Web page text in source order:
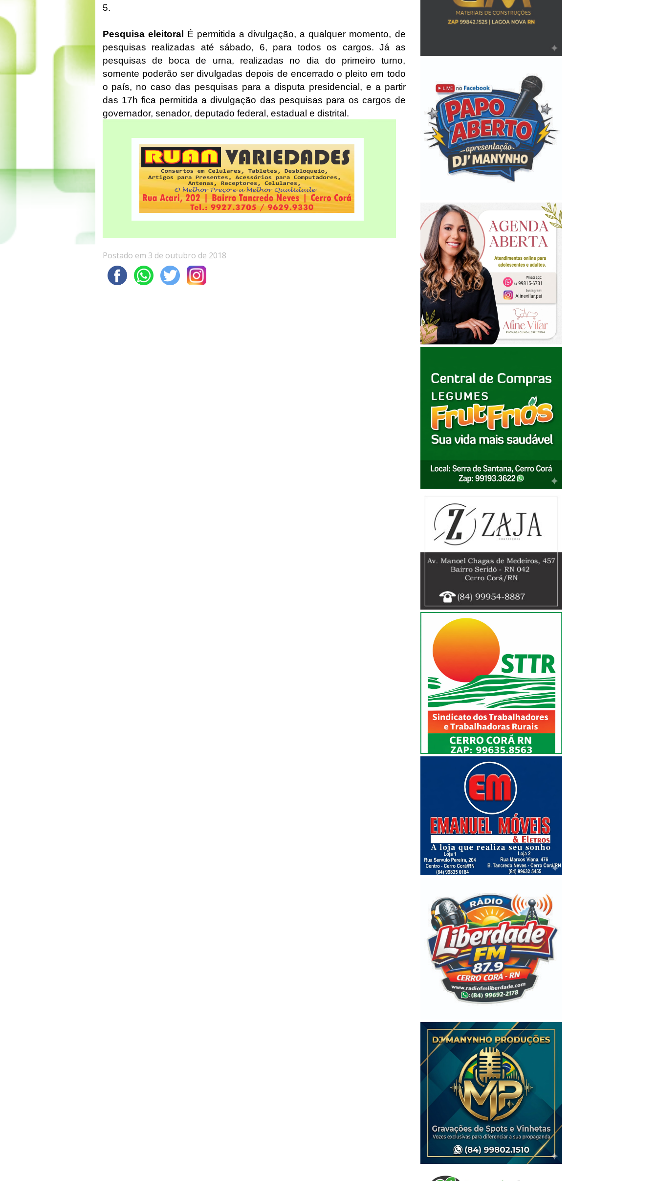
5.
Pesquisa eleitoral É permitida a divulgação, a qualquer momento, de
pesquisas realizadas até sábado, 6, para todos os cargos. Já as
pesquisas de boca de urna, realizadas no dia do primeiro turno,
somente poderão ser divulgadas depois de encerrado o pleito em todo
o país, no caso das pesquisas para a disputa presidencial, e a partir
das 17h fica permitida a divulgação das pesquisas para os cargos de
governador, senador, deputado federal, estadual e distrital.
Postado em 3 de outubro de 2018